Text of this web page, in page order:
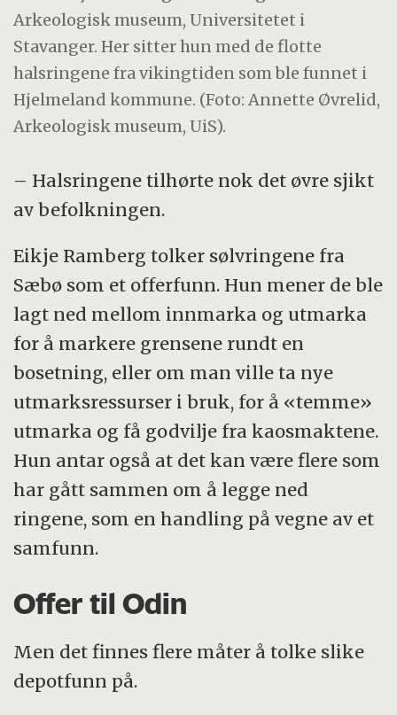
Arkeologisk museum, Universitetet i
Stavanger. Her sitter hun med de flotte
halsringene fra vikingtiden som ble funnet i
Hjelmeland kommune. (Foto: Annette Øvrelid,
Arkeologisk museum, UiS).
– Halsringene tilhørte nok det øvre sjikt
av befolkningen.
Eikje Ramberg tolker sølvringene fra
Sæbø som et offerfunn. Hun mener de ble
lagt ned mellom innmarka og utmarka
for å markere grensene rundt en
bosetning, eller om man ville ta nye
utmarksressurser i bruk, for å «temme»
utmarka og få godvilje fra kaosmaktene.
Hun antar også at det kan være flere som
har gått sammen om å legge ned
ringene, som en handling på vegne av et
samfunn.
Offer til Odin
Men det finnes flere måter å tolke slike
depotfunn på.